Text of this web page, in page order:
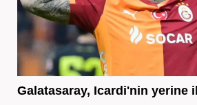
Galatasaray, Icardi'nin yerine